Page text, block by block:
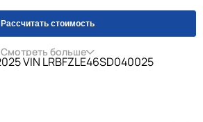
Рассчитать стоимость
Смотреть больше